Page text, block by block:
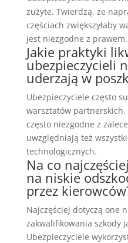
zużyte. Twierdzą, że
częściach zwiększyłaby
jest niezgodne z prawem.
Jakie praktyki
ubezpieczycieli
uderzają w
Ubezpieczyciele często
warsztatów
często niezgodne z
uwzględniają też
technologicznych.
Na co
na niskie
przez
Najczęściej dotyczą one
zakwalifikowania szkody
Ubezpieczyciele